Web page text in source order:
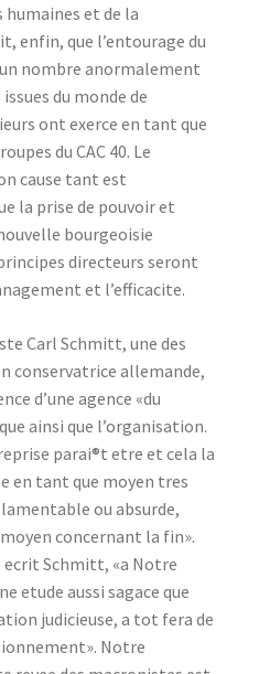
humaines et de la
enfin, que l’entourage du
nombre anormalement
du monde de
ont exerce en tant que
du CAC 40. Le
cause tant est
la prise de pouvoir et
bourgeoisie
directeurs seront
et l’efficacite.
Carl Schmitt, une des
conservatrice allemande,
d’une agence «du
ainsi que l’organisation.
parai®t etre et cela la
en tant que moyen tres
lamentable ou absurde,
concernant la fin».
ecrit Schmitt, «a Notre
etude aussi sagace que
judicieuse, a tot fera de
Notre